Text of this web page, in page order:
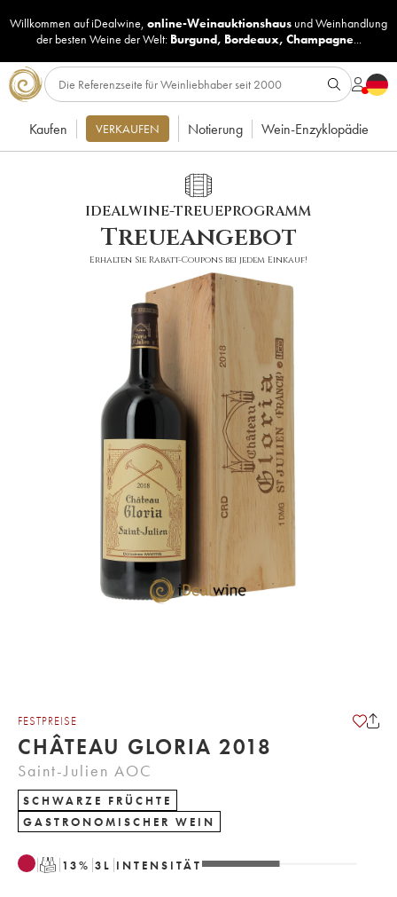
Willkommen auf iDealwine, online-Weinauktionshaus undWeinhandlung
der besten Weine der Welt: Burgund, Bordeaux, Champagne...
Kaufen VERKAUFEN Notierung Wein-Enzyklopädie
IDEALWINE-TREUEPROGRAMM
Treueangebot
Erhalten Sie Rabatt-Coupons bei jedem Einkauf!
FESTPREISE
CHÂTEAU GLORIA 2018
Saint-Julien AOC
SCHWARZE FRÜCHTE
GASTRONOMISCHER WEIN
T 13% 3 L INTENSITÄT